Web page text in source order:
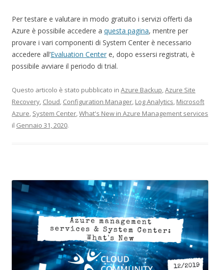
Per testare e valutare in modo gratuito i servizi offerti da
Azure è possibile accedere a questa pagina, mentre per
provare i vari componenti di System Center è necessario
accedere all’Evaluation Center e, dopo essersi registrati, è
possibile avviare il periodo di trial.
Questo articolo è stato pubblicato in Azure Backup,Azure Site
Recovery, Cloud, Configuration Manager, Log Analytics, Microsoft
Azure, System Center,What's New in Azure Management services
il Gennaio 31, 2020.